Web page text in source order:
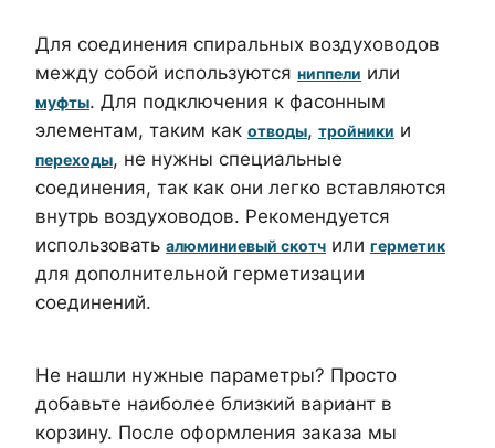
Для соединения спиральных воздуховодов
между собой используются ниппели или
муфты. Для подключения к фасонным
элементам, таким как отводы, тройники и
переходы, не нужны специальные
соединения, так как они легко вставляются
внутрь воздуховодов. Рекомендуется
использовать алюминиевый скотч или герметик
для дополнительной герметизации
соединений.
Не нашли нужные параметры? Просто
добавьте наиболее близкий вариант в
корзину. После оформления заказа мы